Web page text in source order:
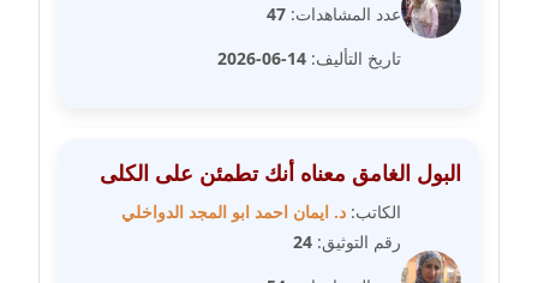
مدونة محمد ابو النور
عاملة
مدونة محمد الشافعي
عاملة
عدد المشاهدات: 47
تاريخ التأليف: 14-06-2026
البول الغامق معناه أنك تطمئن على الكلى
الكاتب: د. ايمان احمد ابو المجد الدواخلي
رقم التوثيق: 24